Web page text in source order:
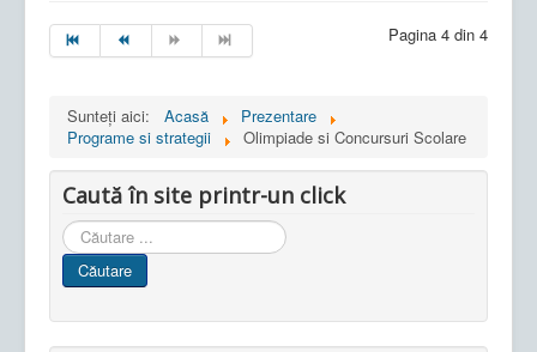
Pagina 4 din 4
Sunteți aici: Acasă
Prezentare
Programe si strategii
Olimpiade si Concursuri Scolare
Caută în site printr-un click
Cauta
in
site
Căutare